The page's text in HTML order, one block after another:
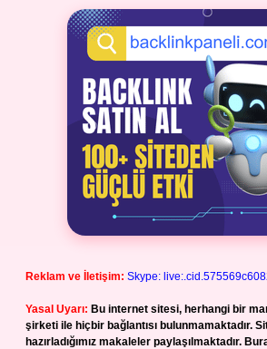
Reklam ve İletişim: Skype:
Yasal Uyarı: Bu internet sitesi, herhangi bir
şirketi ile hiçbir bağlantısı bulunmamaktadır.
hazırladığımız makaleler paylaşılmaktadır.